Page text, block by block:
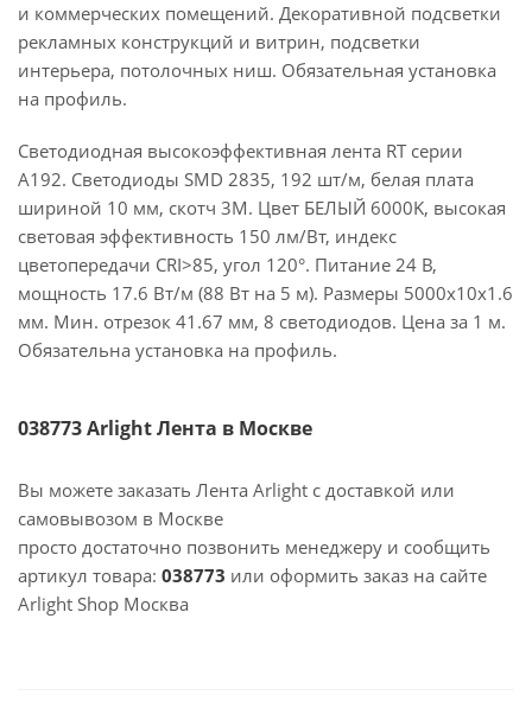
и коммерческих помещений. Декоративной подсветки
рекламных конструкций и витрин, подсветки
интерьера, потолочных ниш. Обязательная установка
на профиль.
Светодиодная высокоэффективная лента RT серии
A192. Светодиоды SMD 2835, 192 шт/м, белая плата
шириной 10 мм, скотч 3M. Цвет БЕЛЫЙ 6000K, высокая
световая эффективность 150 лм/Вт, индекс
цветопередачи CRI>85, угол 120°. Питание 24 В,
мощность 17.6 Вт/м (88 Вт на 5 м). Размеры 5000x10x1.6
мм. Мин. отрезок 41.67 мм, 8 светодиодов. Цена за 1 м.
Обязательна установка на профиль.
038773 Arlight Лента в Москве
Вы можете заказать Лента Arlight с доставкой или
самовывозом в Москве
просто достаточно позвонить менеджеру и сообщить
артикул товара: 038773 или оформить заказ на сайте
Arlight Shop Москва